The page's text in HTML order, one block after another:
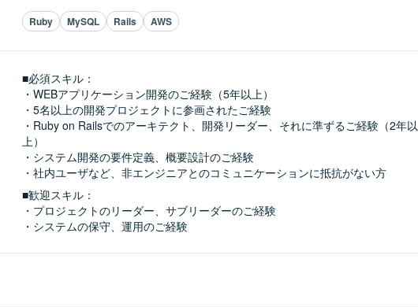
Ruby MySQL Rails AWS
■必須スキル：
・WEBアプリケーション開発のご経験（5年以上）
・5名以上の開発プロジェクトに参画されたご経験
・Ruby on Railsでのアーキテクト、開発リーダー、それに準ずるご経験（2年以
上）
・システム開発の要件定義、概要設計のご経験
・社内ユーザなど、非エンジニアとのコミュニケーションに抵抗がない方
■歓迎スキル：
・プロジェクトのリーダー、サブリーダーのご経験
・システムの保守、運用のご経験